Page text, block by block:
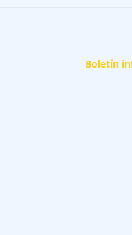
Boletín